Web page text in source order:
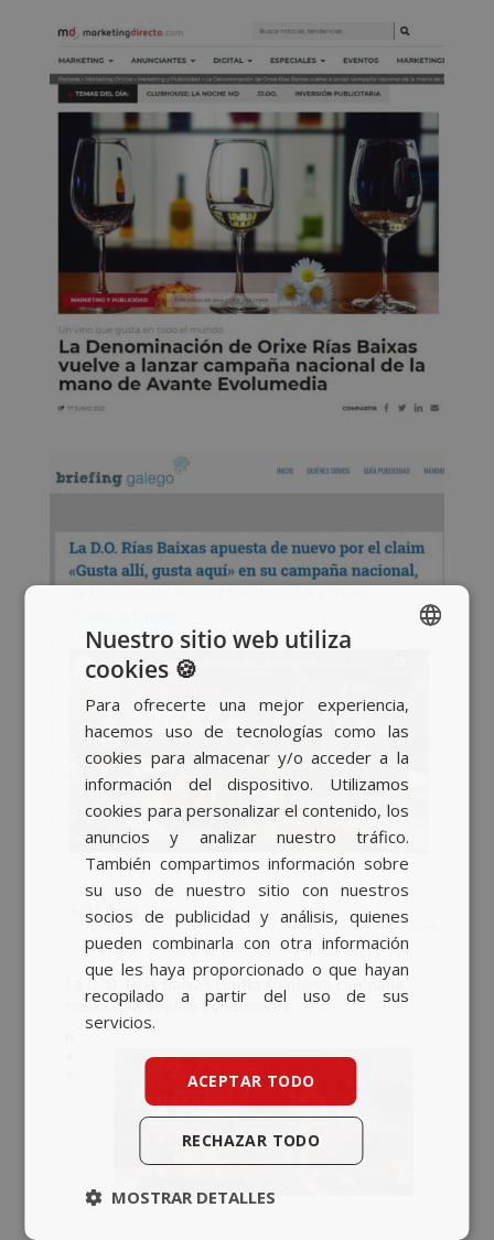
BASQUE
ENGLISH
Nuestro sitio web utiliza
cookies 🍪
Para ofrecerte una mejor experiencia,
hacemos uso de tecnologías como las
cookies para almacenar y/o acceder a la
información del dispositivo. Utilizamos
cookies para personalizar el contenido, los
anuncios y analizar nuestro tráfico.
También compartimos información sobre
su uso de nuestro sitio con nuestros
socios de publicidad y análisis, quienes
pueden combinarla con otra información
que les haya proporcionado o que hayan
recopilado a partir del uso de sus
servicios.
ACEPTAR TODO
RECHAZAR TODO
MOSTRAR DETALLES